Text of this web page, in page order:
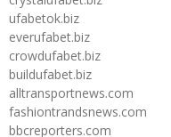
ufabetok.biz
everufabet.biz
crowdufabet.biz
buildufabet.biz
alltransportnews.com
fashiontrandsnews.com
bbcreporters.com